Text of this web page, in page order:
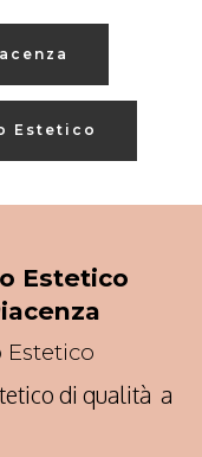
Estetico
Estetico
di qualità a